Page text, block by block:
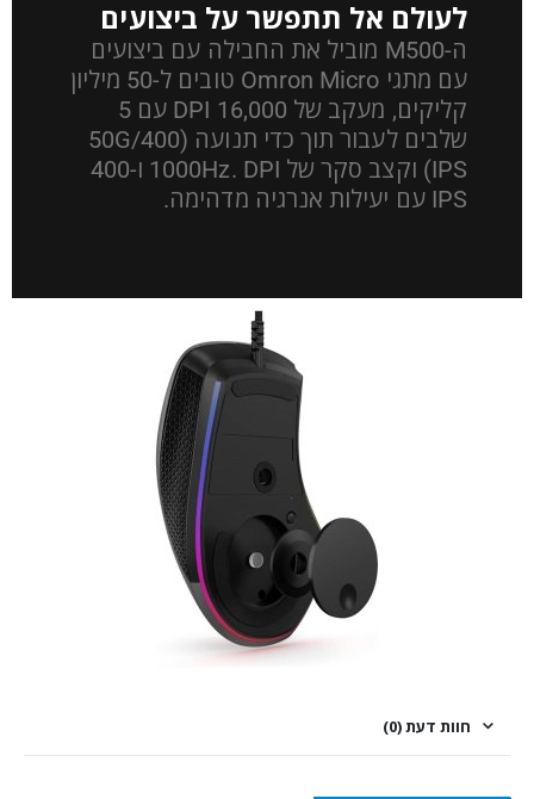
לעולם אל תתפשר על ביצועים
ה-M500 מוביל את החבילה עם ביצועים
עם מתגי Omron Micro טובים ל-50 מיליון
קליקים, מעקב של 16,000 DPI עם 5
שלבים לעבור תוך כדי תנועה (50G/400
IPS) וקצב סקר של 1000Hz. DPI ו-400
IPS עם יעילות אנרגיה מדהימה.
חוות דעת (0)